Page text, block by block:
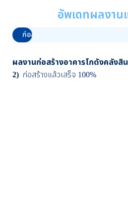
อัพเดทผลงาน
ก่อสร้างแล้วเสร็จ
ผลงานก่อสร้างอาคารโกดังคลังสิ
2) ก่อสร้างแล้วเสร็จ 100%